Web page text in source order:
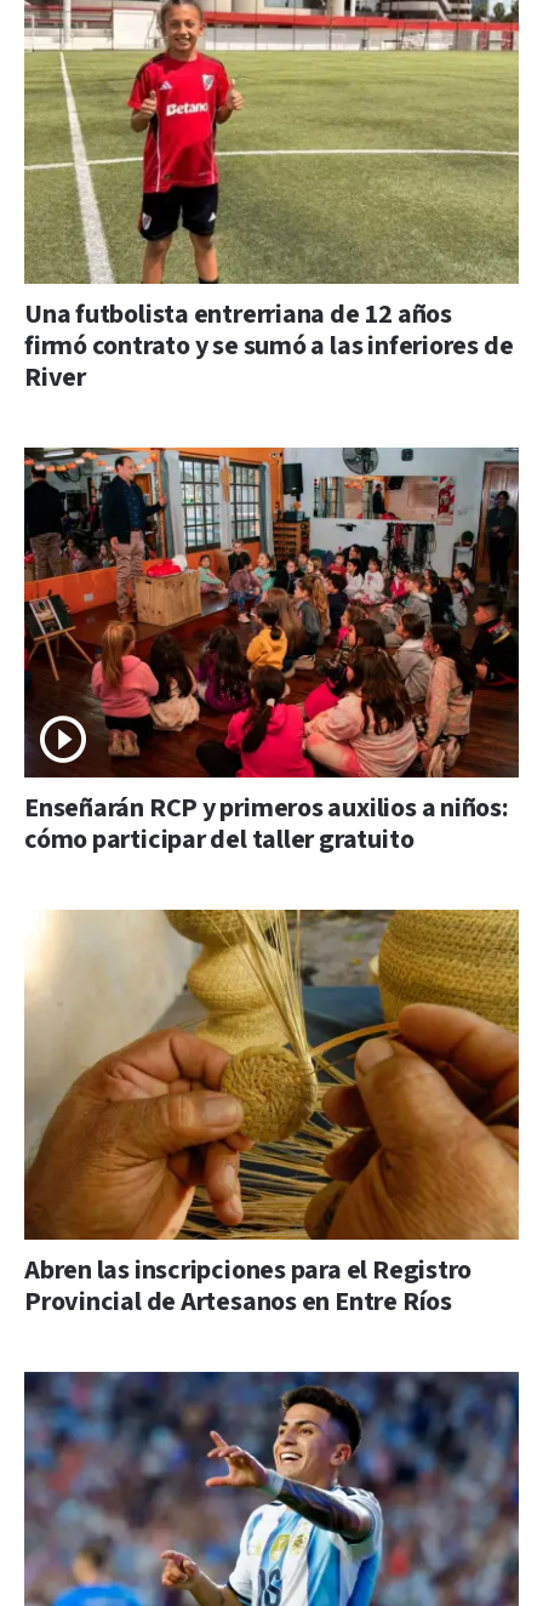
Una futbolista entrerriana de 12 años
firmó contrato y se sumó a las inferiores de
River
Enseñarán RCP y primeros auxilios a niños:
cómo participar del taller gratuito
Abren las inscripciones para el Registro
Provincial de Artesanos en Entre Ríos